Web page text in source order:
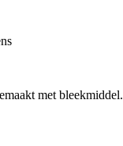
met bleekmiddel.